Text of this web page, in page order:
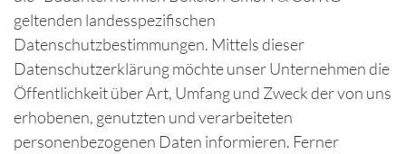
geltenden landesspezifischen
Datenschutzbestimmungen. Mittels dieser
Datenschutzerklärung möchte unser Unternehmen die
Öffentlichkeit über Art, Umfang und Zweck der von uns
erhobenen, genutzten und verarbeiteten
personenbezogenen Daten informieren. Ferner